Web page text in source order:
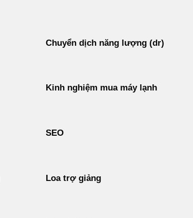
Chuyển dịch năng lượng (dr)
Kinh nghiệm mua máy lạnh
SEO
Loa trợ giảng